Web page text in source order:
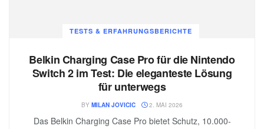
TESTS & ERFAHRUNGSBERICHTE
Belkin Charging Case Pro für die Nintendo
Switch 2 im Test: Die eleganteste Lösung
für unterwegs
BY MILAN JOVICIC 2. MAI 2026
Das Belkin Charging Case Pro bietet Schutz, 10.000-